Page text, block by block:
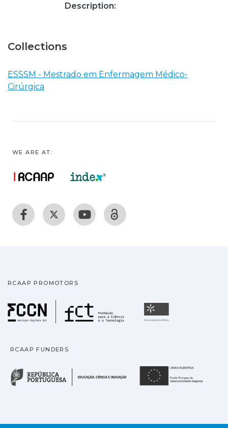
Description:
Collections
ESSSM - Mestrado em Enfermagem Médico-
Cirúrgica
WE ARE AT:
RCAAP PROMOTORS
Fundação para a
RCAAP FUNDERS
República Portuguesa